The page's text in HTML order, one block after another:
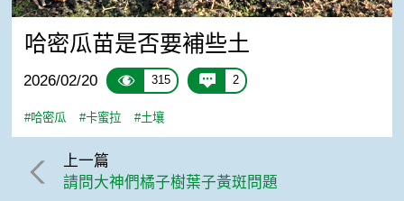
哈密瓜苗是否要補些土
2026/02/20 315 2
#哈密瓜 #卡蜜拉 #土壤
上一篇
請問大神們橘子樹葉子黃斑問題